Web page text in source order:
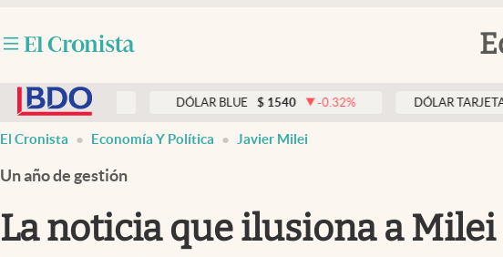
Otras secciones
Clima
0.33 % DÓLAR BLUE $ 1540 -0.32 % DÓLAR TARJETA $
El Cronista Economía Y Política Javier Milei
Un año de gestión
La noticia que ilusiona a